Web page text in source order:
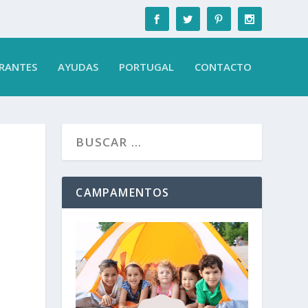
AYUDAS PORTUGAL CONTACTO
CAMPAMENTOS